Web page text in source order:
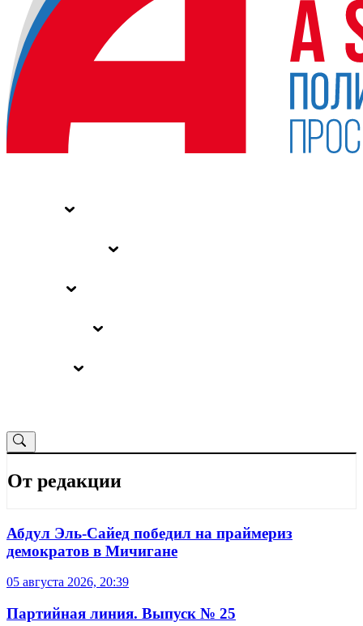
От редакции
Абдул Эль-Сайед победил на праймериз
демократов в Мичигане
05 августа 2026, 20:39
Партийная линия. Выпуск № 25